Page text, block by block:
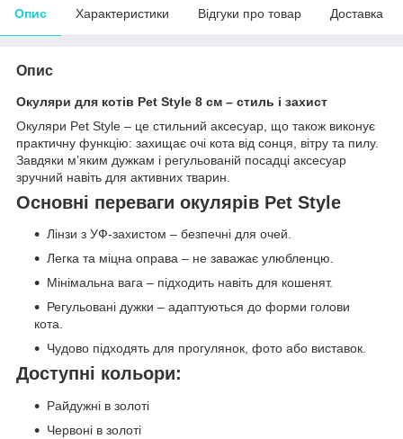
Опис Характеристики Відгуки про товар Доставка
Опис
Окуляри для котів Pet Style 8 см – стиль і захист
Окуляри Pet Style – це стильний аксесуар, що також виконує
практичну функцію: захищає очі кота від сонця, вітру та пилу.
Завдяки м’яким дужкам і регульованій посадці аксесуар
зручний навіть для активних тварин.
Основні переваги окулярів Pet Style
Лінзи з УФ-захистом – безпечні для очей.
Легка та міцна оправа – не заважає улюбленцю.
Мінімальна вага – підходить навіть для кошенят.
Регульовані дужки – адаптуються до форми голови
кота.
Чудово підходять для прогулянок, фото або виставок.
Доступні кольори:
Райдужні в золоті
Червоні в золоті